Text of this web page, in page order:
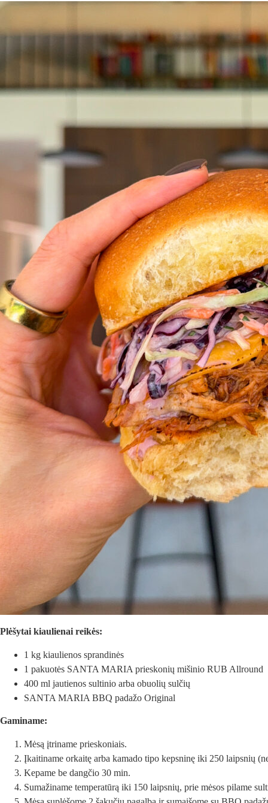
Plėšytai kiaulienai reikės:
1 kg kiaulienos sprandinės
1 pakuotės SANTA MARIA prieskonių mišinio RUB Allround
400 ml jautienos sultinio arba obuolių sulčių
SANTA MARIA BBQ padažo Original
Gaminame:
Mėsą įtriname prieskoniais.
Įkaitiname orkaitę arba kamado tipo kepsninę iki 250 laipsnių
Kepame be dangčio 30 min.
Sumažiname temperatūrą iki 150 laipsnių, prie mėsos pilame